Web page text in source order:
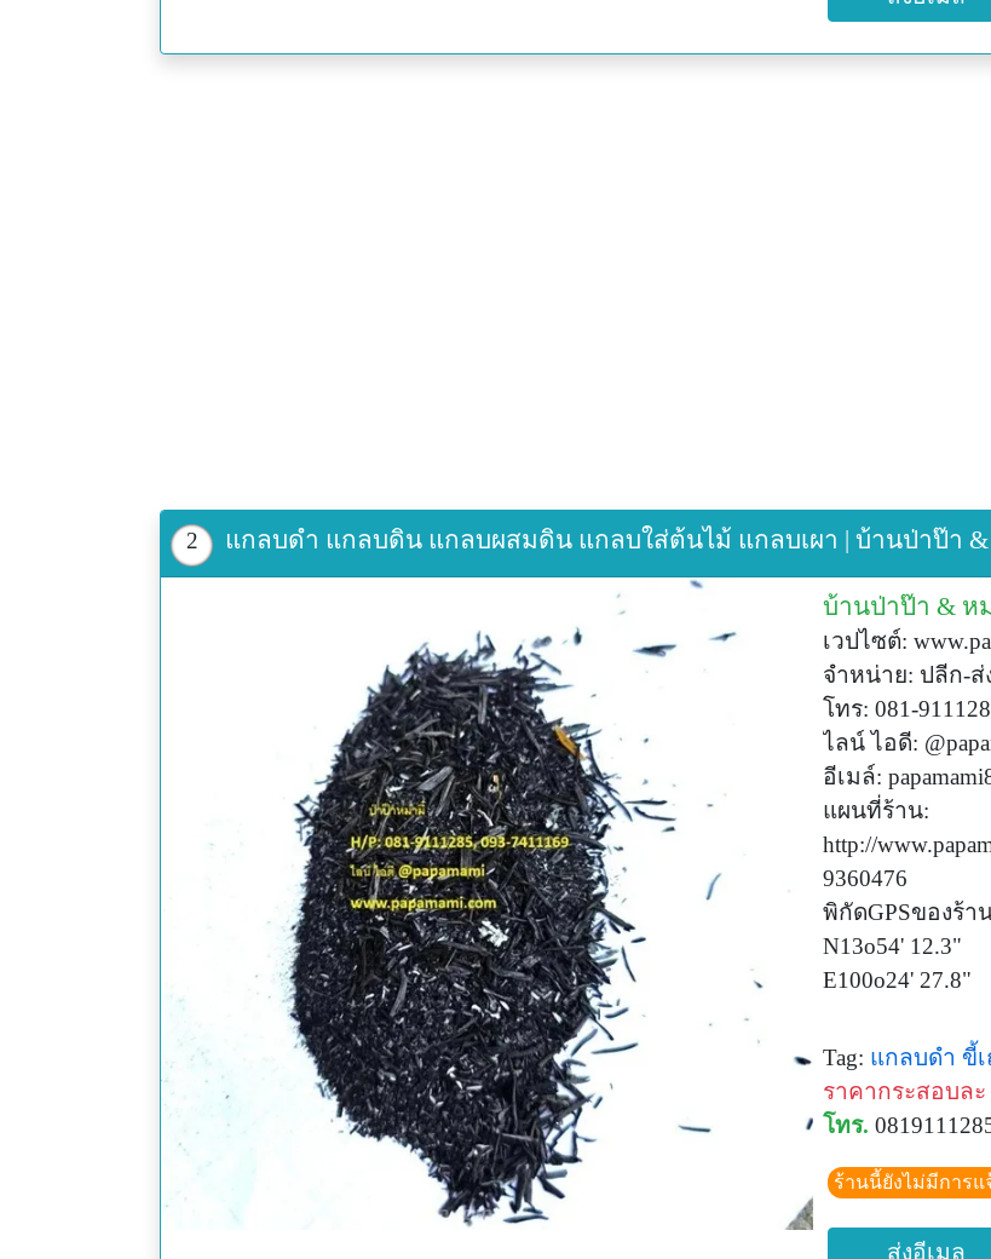
2 แกลบดำ แกลบดิน แกลบผสมดิน แกลบใส่ต้นไม้ แกลบเผา | บ้านป่าป๊า
บ้านป่าป๊า & ห
เวปไซต์:
จำหน่าย: ปลีก-ส่
โทร: 081-
ไลน์ ไอดี:
อีเมล์:
แผนที่ร้าน:
http://
9360476
พิกัดGPSของร้า
N13o54' 12.3"
E100o24' 27.8"
Tag: แกลบดำ ขี้
ราคากระสอบละ
โทร.
ร้านนี้ยังไม่มีการแ
ส่งอีเมล